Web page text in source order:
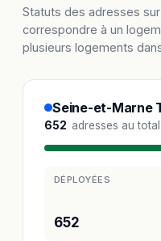
Statuts des adresses
correspondre à un
plusieurs logements
Seine-et-Marne
652 adresses au total
DÉPLOYÉES
652